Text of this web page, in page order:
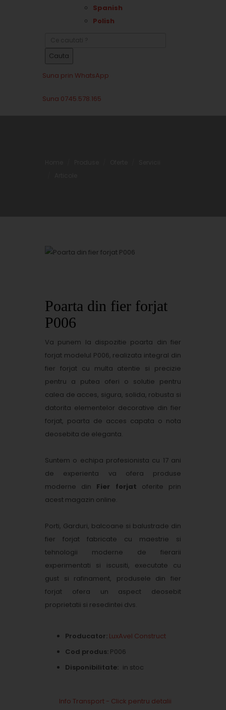
Spanish
Polish
Cauta
Suna prin WhatsApp
Suna 0745.578.165
Poarta din fier forjat
P006
Va punem la dispozitie poarta din fier
forjat modelul P006, realizata integral din
fier forjat cu multa atentie si precizie
pentru a putea oferi o solutie pentru
calea de acces, sigura, solida, robusta si
datorita elementelor decorative din fier
forjat, poarta de acces capata o nota
deosebita de eleganta.
Suntem o echipa profesionista cu 17 ani
de experienta va ofera produse
moderne din Fier forjat oferite prin
acest magazin online.
Porti, Garduri, balcoane si balustrade din
fier forjat fabricate cu maestrie si
tehnologii moderne de fierarii
experimentati si iscusiti, executate cu
gust si rafinament, produsele din fier
forjat ofera un aspect deosebit
proprietatii si resedintei dvs.
Producator: LuxAvel Construct
Cod produs: P006
Disponibilitate: in stoc
Info Transport - Click pentru detalii